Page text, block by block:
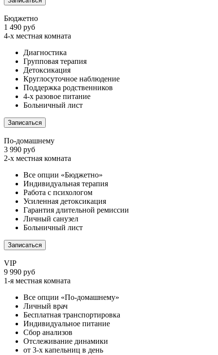
Бюджетно
1 490 руб
4-х местная комната
Диагностика
Групповая терапия
Детоксикация
Круглосуточное наблюдение
Поддержка родственников
4-х разовое питание
Больничный лист
Записаться
По-домашнему
3 990 руб
2-х местная комната
Все опции «Бюджетно»
Индивидуальная терапия
Работа с психологом
Усиленная детоксикация
Гарантия длительной ремиссии
Личный санузел
Больничный лист
Записаться
VIP
9 990 руб
1-я местная комната
Все опции «По-домашнему»
Личный врач
Бесплатная транспортировка
Индивидуальное питание
Сбор анализов
Отслеживание динамики
от 3-х капельниц в день